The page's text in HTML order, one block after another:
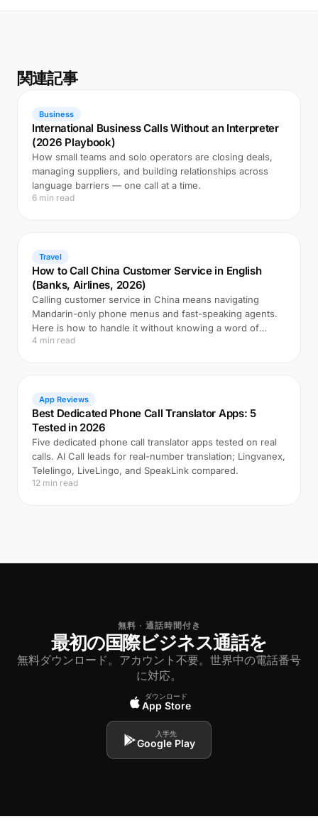
関連記事
Business
International Business Calls Without an Interpreter
(2026 Playbook)
How small teams and solo operators are closing deals,
managing suppliers, and building relationships across
language barriers — one call at a time.
6 min read
Travel
How to Call China Customer Service in English
(Banks, Airlines, 2026)
Calling customer service in China means navigating
Mandarin-only phone menus and fast-speaking agents.
Here is how to handle it without knowing a word of
Chinese.
4 min read
App Reviews
Best Dedicated Phone Call Translator Apps: 5
Tested in 2026
Five dedicated phone call translator apps tested on real
calls. AI Call leads for real-number translation; Lingvanex,
Telelingo, LiveLingo, and SpeakLink compared.
12 min read
無料 · 通話時間付き
最初の国際ビジネス通話を
無料ダウンロード。アカウント不要。世界中の電話番号
に対応。
ダウンロード
App Store
入手先
Google Play